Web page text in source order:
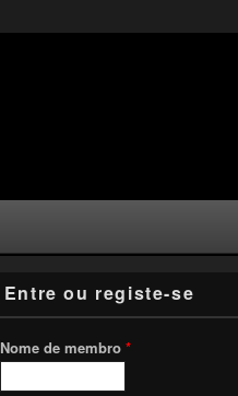
Entre ou registe-se
Nome de membro *